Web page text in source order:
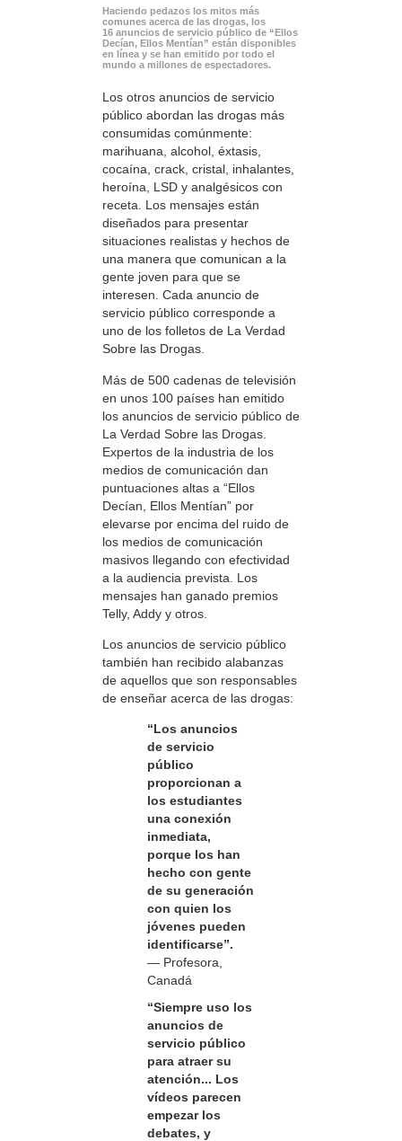
Haciendo pedazos los mitos más
comunes acerca de las drogas, los
16 anuncios de servicio público de “Ellos
Decían, Ellos Mentían” están disponibles
en línea y se han emitido por todo el
mundo a millones de espectadores.
Los otros anuncios de servicio
público abordan las drogas más
consumidas comúnmente:
marihuana, alcohol, éxtasis,
cocaína, crack, cristal, inhalantes,
heroína, LSD y analgésicos con
receta. Los mensajes están
diseñados para presentar
situaciones realistas y hechos de
una manera que comunican a la
gente joven para que se
interesen. Cada anuncio de
servicio público corresponde a
uno de los folletos de La Verdad
Sobre las Drogas.
Más de 500 cadenas de televisión
en unos 100 países han emitido
los anuncios de servicio público de
La Verdad Sobre las Drogas.
Expertos de la industria de los
medios de comunicación dan
puntuaciones altas a “Ellos
Decían, Ellos Mentían” por
elevarse por encima del ruido de
los medios de comunicación
masivos llegando con efectividad
a la audiencia prevista. Los
mensajes han ganado premios
Telly, Addy y otros.
Los anuncios de servicio público
también han recibido alabanzas
de aquellos que son responsables
de enseñar acerca de las drogas:
“Los anuncios
de servicio
público
proporcionan a
los estudiantes
una conexión
inmediata,
porque los han
hecho con gente
de su generación
con quien los
jóvenes pueden
identificarse”.
— Profesora,
Canadá
“Siempre uso los
anuncios de
servicio público
para atraer su
atención... Los
vídeos parecen
empezar los
debates, y